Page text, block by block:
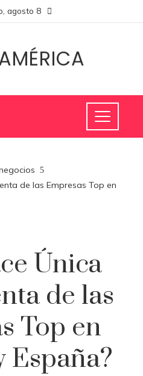
agosto 8
de las Empresas Top en
Única
de las
Top en
España?